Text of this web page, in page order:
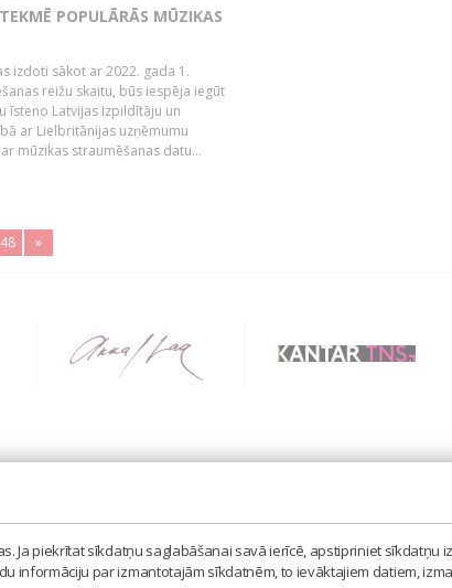
POPULĀRĀS MŪZIKAS
izdoti sākot ar 2022. gada 1.
reižu skaitu, būs iespēja iegūt
īsteno Latvijas Izpildītāju un
ar Lielbritānijas uzņēmumu
mūzikas straumēšanas datu...
48 »
E-PASTS: LAIPA[AT]LAIPA.ORG
piekrītat sīkdatņu saglabāšanai savā ierīcē, apstipriniet sīkdatņu
informāciju par izmantotajām sīkdatnēm, to ievāktajiem datiem,